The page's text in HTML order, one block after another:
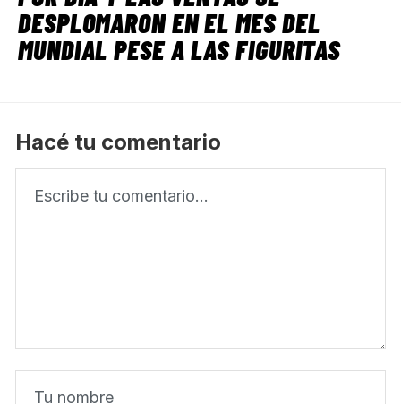
DESPLOMARON EN EL MES DEL
MUNDIAL PESE A LAS FIGURITAS
Hacé tu comentario